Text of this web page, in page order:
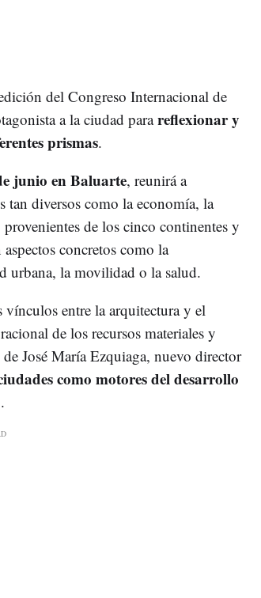
del Congreso Internacional de
a la ciudad parareflexionar y
prismas.
junio en Baluarte, reunirá a
tan diversos como la economía, la
de los cinco continentes y
concretos como la
urbana, la movilidad o la salud.
entre la arquitectura y el
de los recursos materiales y
José María Ezquiaga, nuevo director
como motores del desarrollo
.